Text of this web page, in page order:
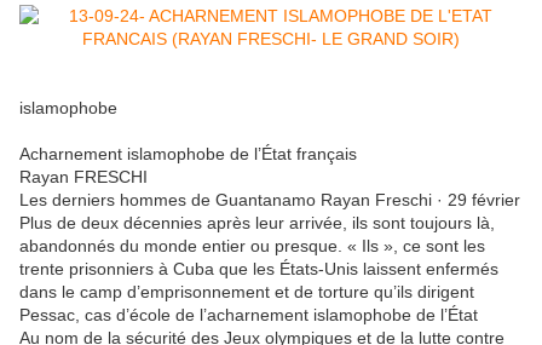
islamophobe
Acharnement islamophobe de l’État français
Rayan FRESCHI
Les derniers hommes de Guantanamo Rayan Freschi · 29 février
Plus de deux décennies après leur arrivée, ils sont toujours là,
abandonnés du monde entier ou presque. « Ils », ce sont les
trente prisonniers à Cuba que les États-Unis laissent enfermés
dans le camp d’emprisonnement et de torture qu’ils dirigent
Pessac, cas d’école de l’acharnement islamophobe de l’État
Au nom de la sécurité des Jeux olympiques et de la lutte contre